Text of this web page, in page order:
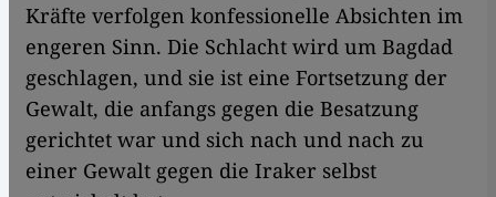
Kräfte verfolgen konfessionelle Absichten im
engeren Sinn. Die Schlacht wird um Bagdad
geschlagen, und sie ist eine Fortsetzung der
Gewalt, die anfangs gegen die Besatzung
gerichtet war und sich nach und nach zu
einer Gewalt gegen die Iraker selbst